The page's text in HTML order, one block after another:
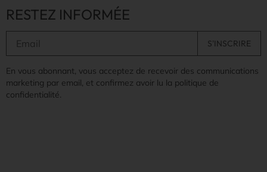
RESTEZ INFORMÉE
En vous abonnant, vous acceptez de recevoir des communications
marketing par email, et confirmez avoir lu la politique de
confidentialité.